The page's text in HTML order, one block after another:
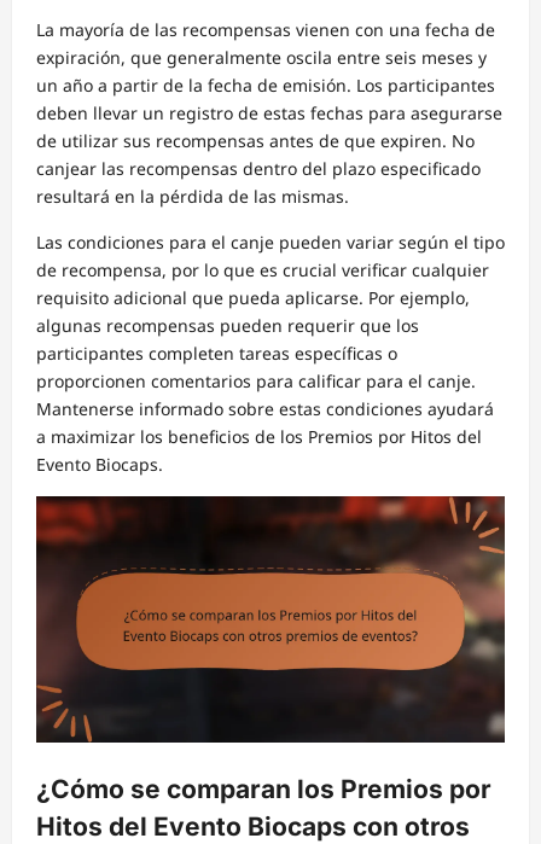
La mayoría de las recompensas vienen con una fecha de
expiración, que generalmente oscila entre seis meses y
un año a partir de la fecha de emisión. Los participantes
deben llevar un registro de estas fechas para asegurarse
de utilizar sus recompensas antes de que expiren. No
canjear las recompensas dentro del plazo especificado
resultará en la pérdida de las mismas.
Las condiciones para el canje pueden variar según el tipo
de recompensa, por lo que es crucial verificar cualquier
requisito adicional que pueda aplicarse. Por ejemplo,
algunas recompensas pueden requerir que los
participantes completen tareas específicas o
proporcionen comentarios para calificar para el canje.
Mantenerse informado sobre estas condiciones ayudará
a maximizar los beneficios de los Premios por Hitos del
Evento Biocaps.
¿Cómo se comparan los Premios por
Hitos del Evento Biocaps con otros